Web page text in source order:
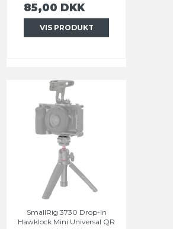
85,00 DKK
VIS PRODUKT
SmallRig 3730 Drop-in
Hawklock Mini Universal QR